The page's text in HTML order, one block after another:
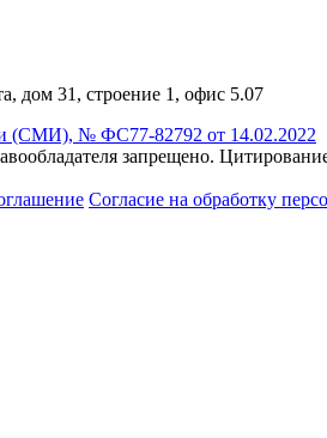
дом 31, строение 1, офис 5.07
(СМИ), № ФС77-82792 от 14.02.2022
запрещено.
Согласие на обработку